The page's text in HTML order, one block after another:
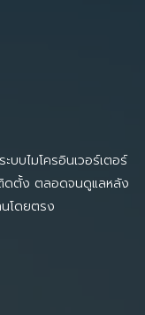
บบไมโครอินเวอร์เตอร์
ดตั้ง ตลอดจนดูแลหลัง
โดยตรง